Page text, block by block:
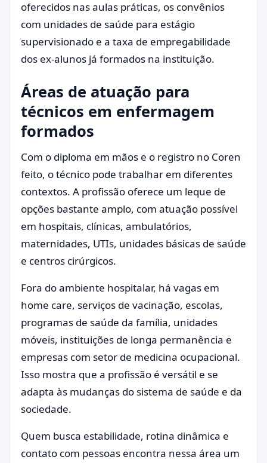
oferecidos nas aulas práticas, os convênios
com unidades de saúde para estágio
supervisionado e a taxa de empregabilidade
dos ex-alunos já formados na instituição.
Áreas de atuação para
técnicos em enfermagem
formados
Com o diploma em mãos e o registro no Coren
feito, o técnico pode trabalhar em diferentes
contextos. A profissão oferece um leque de
opções bastante amplo, com atuação possível
em hospitais, clínicas, ambulatórios,
maternidades, UTIs, unidades básicas de saúde
e centros cirúrgicos.
Fora do ambiente hospitalar, há vagas em
home care, serviços de vacinação, escolas,
programas de saúde da família, unidades
móveis, instituições de longa permanência e
empresas com setor de medicina ocupacional.
Isso mostra que a profissão é versátil e se
adapta às mudanças do sistema de saúde e da
sociedade.
Quem busca estabilidade, rotina dinâmica e
contato com pessoas encontra nessa área um